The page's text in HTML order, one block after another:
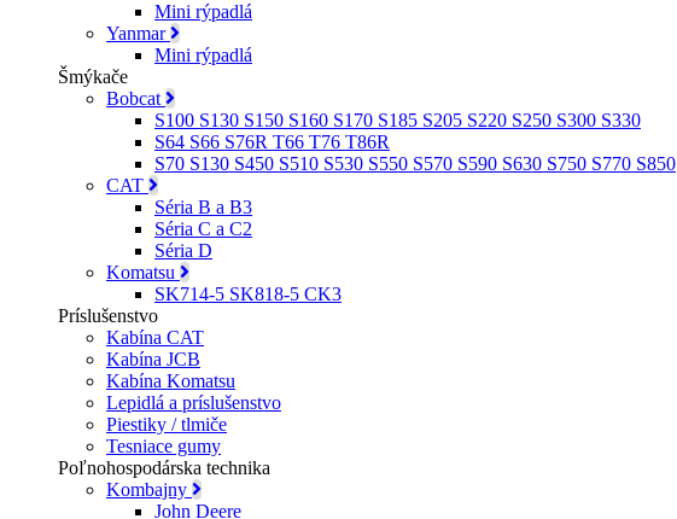
Mini rýpadlá
Yanmar
Mini rýpadlá
Šmýkače
Bobcat
S100 S130 S150 S160 S170 S185 S205 S220 S250 S300 S330
S64 S66 S76R T66 T76 T86R
S70 S130 S450 S510 S530 S550 S570 S590 S630 S750 S770 S850
CAT
Séria B a B3
Séria C a C2
Séria D
Komatsu
SK714-5 SK818-5 CK3
Príslušenstvo
Kabína CAT
Kabína JCB
Kabína Komatsu
Lepidlá a príslušenstvo
Piestiky / tlmiče
Tesniace gumy
Poľnohospodárska technika
Kombajny
John Deere